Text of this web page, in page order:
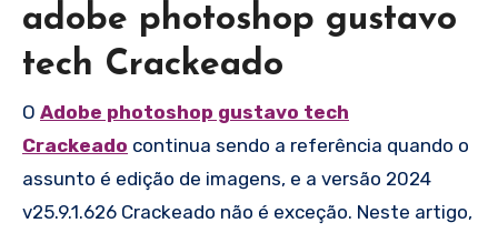
adobe photoshop gustavo
tech Crackeado
O Adobe photoshop gustavo tech
Crackeado continua sendo a referência quando o
assunto é edição de imagens, e a versão 2024
v25.9.1.626 Crackeado não é exceção. Neste artigo,